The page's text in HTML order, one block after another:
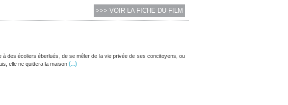
>>> VOIR LA FICHE DU FILM
des écoliers éberlués, de se mêler de la vie privée de ses concitoyens, ou
elle ne quittera la maison(...)